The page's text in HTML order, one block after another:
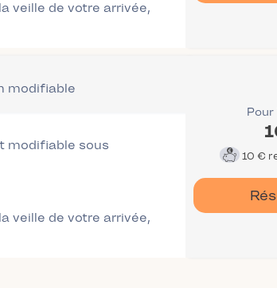
veille de votre arrivée,
modifiable
modifiable sous
veille de votre arrivée,
10 €